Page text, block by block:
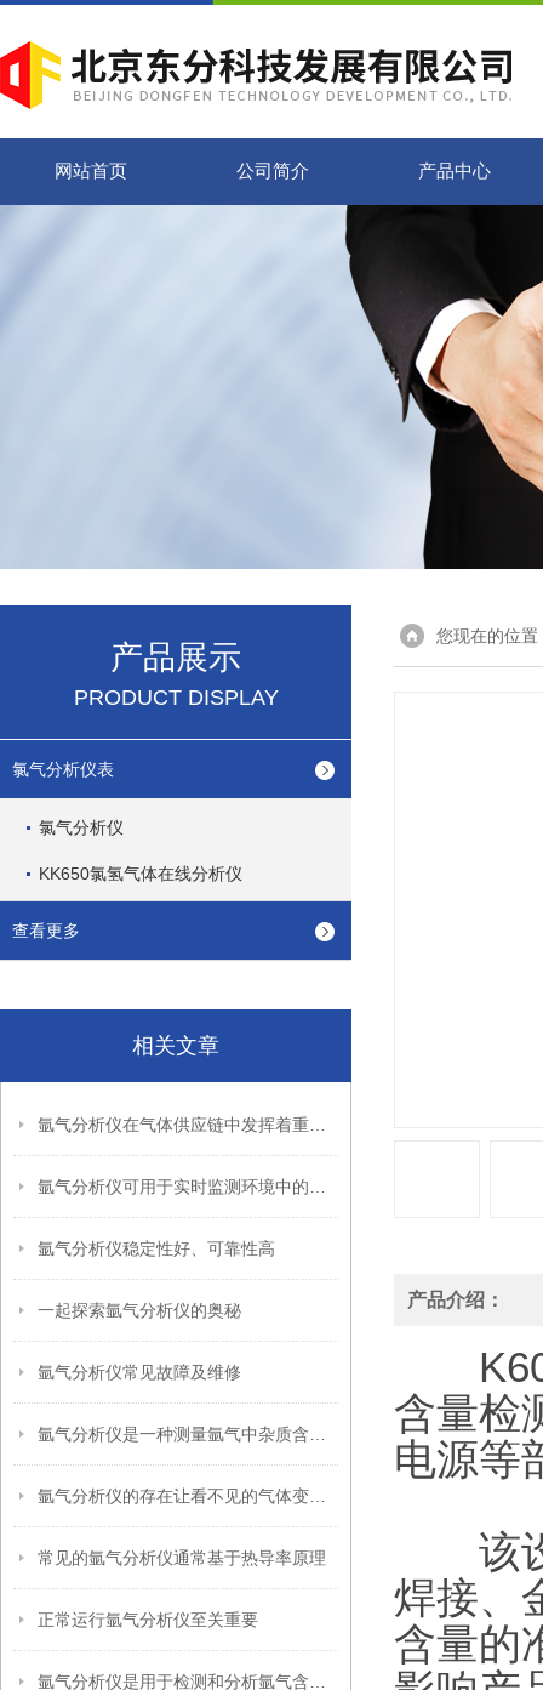
网站首页 公司简介 产品中心
产品展示
PRODUCT DISPLAY
氯气分析仪表
氯气分析仪
KK650氯氢气体在线分析仪
查看更多
相关文章
氩气分析仪稳定性好、可靠性高
一起探索氩气分析仪的奥秘
氩气分析仪常见故障及维修
常见的氩气分析仪通常基于热导率原理
正常运行氩气分析仪至关重要
您现在的位置
产品介绍：
含量检
电源等
该设
焊接、
含量的